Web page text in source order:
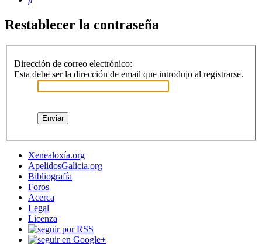
Restablecer la contraseña
Dirección de correo electrónico:
Esta debe ser la dirección de email que introdujo al registrarse.
Xenealoxía.org
ApelidosGalicia.org
Bibliografía
Foros
Acerca
Legal
Licenza